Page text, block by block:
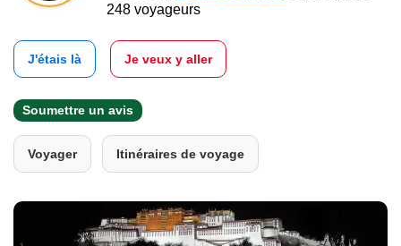
248 voyageurs
J'étais là Je veux y aller
Soumettre un avis
Voyager Itinéraires de voyage